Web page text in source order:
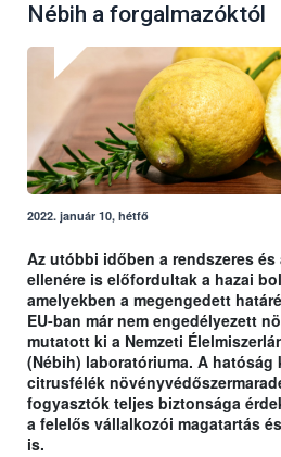
Nébih a forgalmazóktól
2022. január 10, hétfő
Az utóbbi időben a rendszeres
ellenére is előfordultak a hazai
amelyekben a megengedett
EU-ban már nem engedélyezett
mutatott ki a Nemzeti
(Nébih) laboratóriuma. A hatóság
citrusfélék
fogyasztók teljes biztonsága
a felelős vállalkozói magatartás
is.